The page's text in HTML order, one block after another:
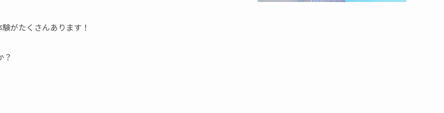
がたくさんあります！